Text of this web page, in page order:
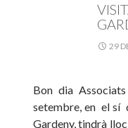
29
Bon dia
setembre, en el
Gardeny, tindrà